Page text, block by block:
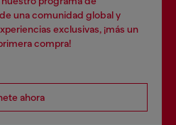
una comunidad global y
exclusivas, ¡más un
compra!
ahora